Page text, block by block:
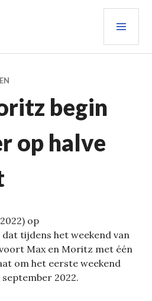
begin
op halve
op
dat tijdens het weekend van
Max en Moritz met één
om het eerste weekend
2022.